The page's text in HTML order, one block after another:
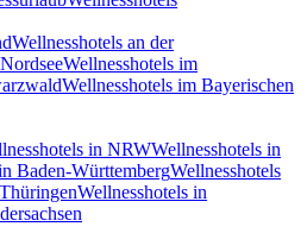
Wellnesshotels an der
Wellnesshotels im
Wellnesshotels im Bayerischen
in NRWWellnesshotels in
Baden-WürttembergWellnesshotels
Wellnesshotels in